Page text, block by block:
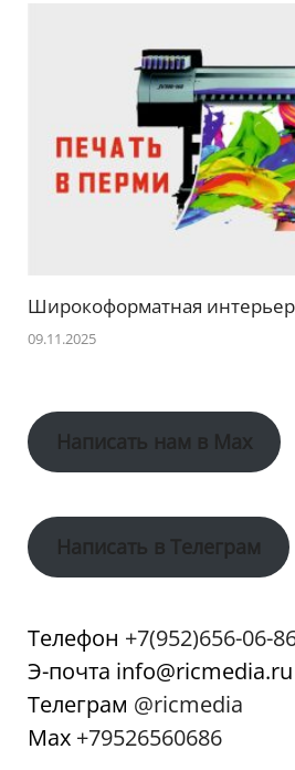
Широкоформатная
09.11.2025
Написать нам в Max
Написать в Телеграм
Телефон +7(952)656-06-
Э-почта info@ricmedia.ru
Телеграм @ricmedia
Мах +79526560686